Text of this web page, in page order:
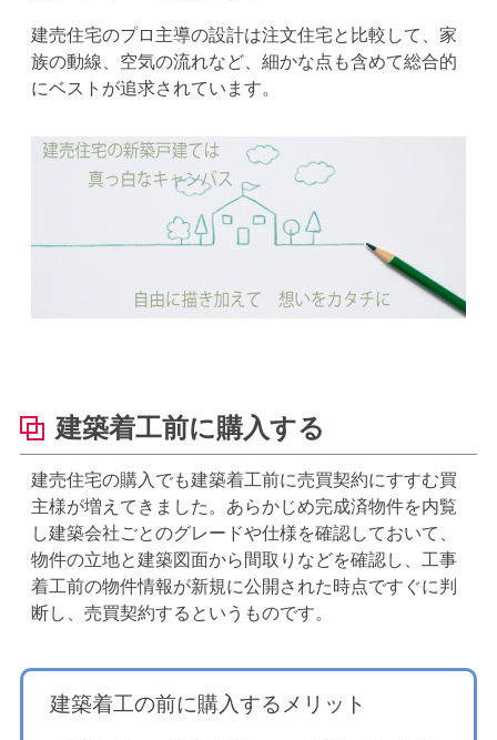
建売住宅のプロ主導の設計は注文住宅と比較して、家
族の動線、空気の流れなど、細かな点も含めて総合的
にベストが追求されています。
建築着工前に購入する
建売住宅の購入でも建築着工前に売買契約にすすむ買
主様が増えてきました。あらかじめ完成済物件を内覧
し建築会社ごとのグレードや仕様を確認しておいて、
物件の立地と建築図面から間取りなどを確認し、工事
着工前の物件情報が新規に公開された時点ですぐに判
断し、売買契約するというものです。
建築着工の前に購入するメリット